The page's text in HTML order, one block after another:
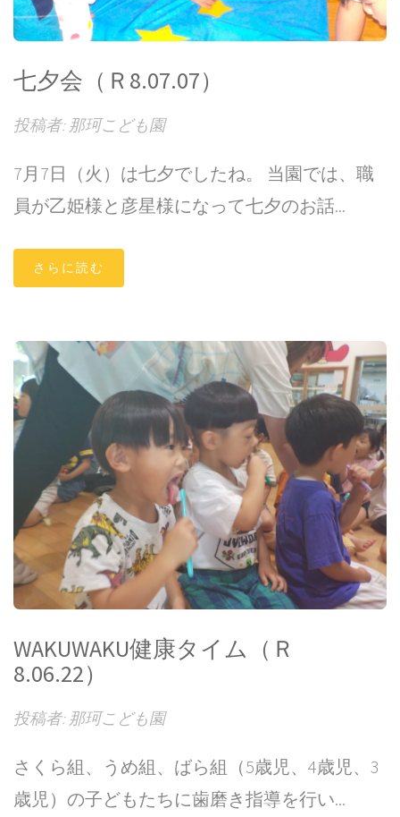
七夕会（Ｒ8.07.07）
投稿者: 那珂こども園
7月7日（火）は七夕でしたね。 当園では、職
員が乙姫様と彦星様になって七夕のお話...
さらに読む
WAKUWAKU健康タイム（Ｒ
8.06.22）
投稿者: 那珂こども園
さくら組、うめ組、ばら組（5歳児、4歳児、3
歳児）の子どもたちに歯磨き指導を行い...